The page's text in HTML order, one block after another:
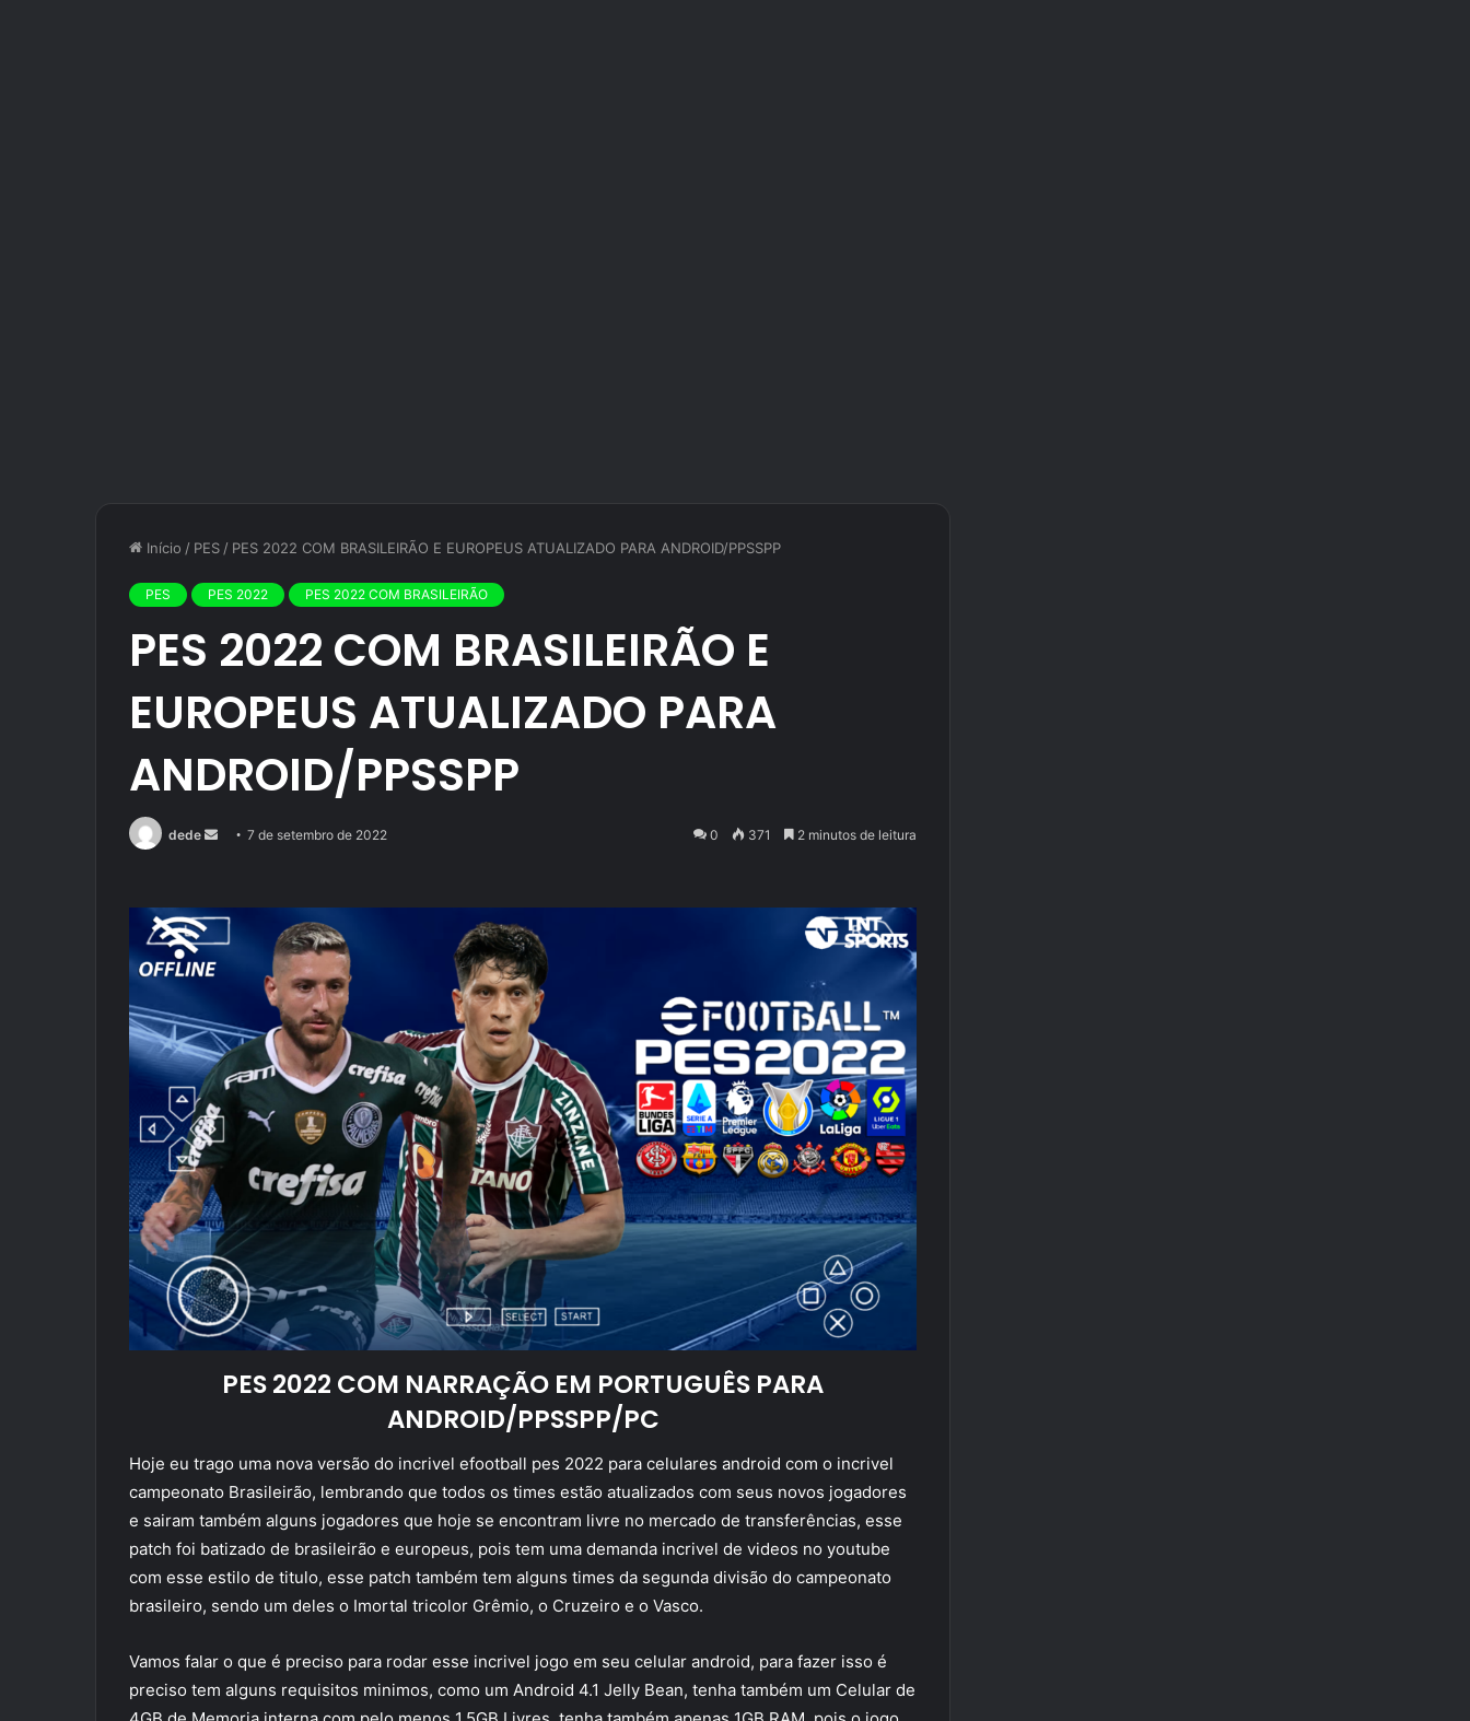
Início / PES / PES 2022 COM BRASILEIRÃO E EUROPEUS ATUALIZADO PARA ANDROID/PPSSPP
PES PES 2022 PES 2022 COM BRASILEIRÃO
PES 2022 COM BRASILEIRÃO E
EUROPEUS ATUALIZADO PARA
ANDROID/PPSSPP
dede
Mande
mail
7 de setembro de 2022 0 371 2 minutos de leitura
PES 2022 COM NARRAÇÃO EM PORTUGUÊS PARA
ANDROID/PPSSPP/PC
Hoje eu trago uma nova versão do incrivel efootball pes 2022 para celulares android com o incrivel
campeonato Brasileirão, lembrando que todos os times estão atualizados com seus novos jogadores
e sairam também alguns jogadores que hoje se encontram livre no mercado de transferências, esse
patch foi batizado de brasileirão e europeus, pois tem uma demanda incrivel de videos no youtube
com esse estilo de titulo, esse patch também tem alguns times da segunda divisão do campeonato
brasileiro, sendo um deles o Imortal tricolor Grêmio, o Cruzeiro e o Vasco.
Vamos falar o que é preciso para rodar esse incrivel jogo em seu celular android, para fazer isso é
preciso tem alguns requisitos minimos, como um Android 4.1 Jelly Bean, tenha também um Celular de